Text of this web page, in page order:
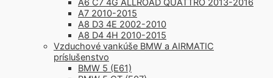
A6 C7 4G ALLROAD QUATTRO 2013-2016
A7 2010-2015
A8 D3 4E 2002-2010
A8 D4 4H 2010-2015
Vzduchové vankúše BMW a AIRMATIC
príslušenstvo
BMW 5 (E61)